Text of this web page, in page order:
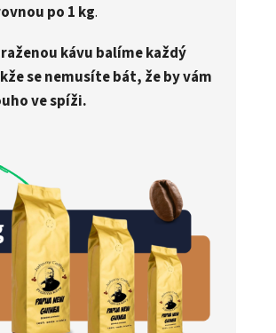
po 1 kg.
kávu balíme každý
se nemusíte bát, že by vám
ve spíži.